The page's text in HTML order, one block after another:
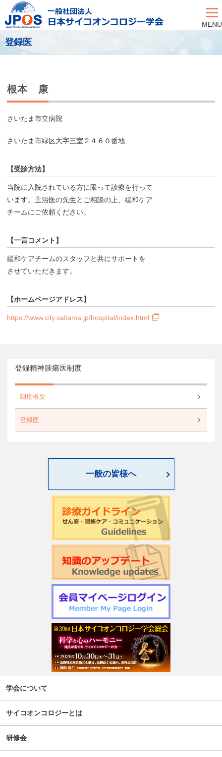
MENU
登録医
根本 康
さいたま市立病院
さいたま市緑区大字三室２４６０番地
【受診方法】
当院に入院されている方に限って診療を行って
います。主治医の先生とご相談の上、緩和ケア
チームにご依頼ください。
【一言コメント】
緩和ケアチームのスタッフと共にサポートを
させていただきます。
【ホームページアドレス】
https://www.city.saitama.jp/hospital/index.html
登録精神腫瘍医制度
制度概要
登録医
一般の皆様へ
学会について
サイコオンコロジーとは
研修会